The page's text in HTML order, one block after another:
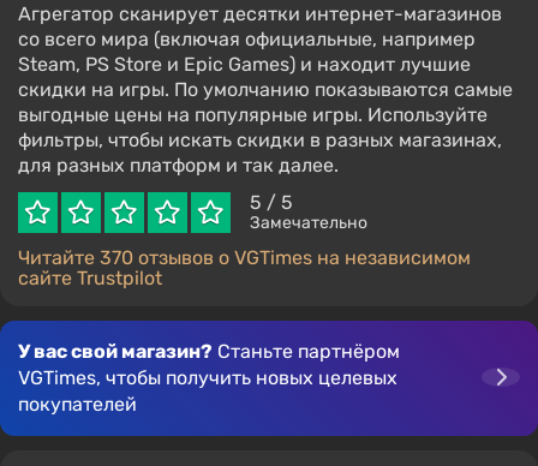
Агрегатор сканирует десятки интернет-магазинов
со всего мира (включая официальные, например
Steam, PS Store и Epic Games) и находит лучшие
скидки на игры. По умолчанию показываются самые
выгодные цены на популярные игры. Используйте
фильтры, чтобы искать скидки в разных магазинах,
для разных платформ и так далее.
5 / 5
Замечательно
Читайте 370 отзывов о VGTimes на независимом
сайте Trustpilot
У вас свой магазин? Станьте партнёром
VGTimes, чтобы получить новых целевых
покупателей